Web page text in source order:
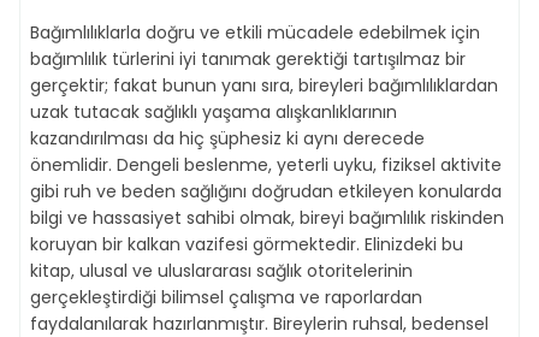
Bağımlılıklarla doğru ve etkili mücadele edebilmek için
bağımlılık türlerini iyi tanımak gerektiği tartışılmaz bir
gerçektir; fakat bunun yanı sıra, bireyleri bağımlılıklardan
uzak tutacak sağlıklı yaşama alışkanlıklarının
kazandırılması da hiç şüphesiz ki aynı derecede
önemlidir. Dengeli beslenme, yeterli uyku, fiziksel aktivite
gibi ruh ve beden sağlığını doğrudan etkileyen konularda
bilgi ve hassasiyet sahibi olmak, bireyi bağımlılık riskinden
koruyan bir kalkan vazifesi görmektedir. Elinizdeki bu
kitap, ulusal ve uluslararası sağlık otoritelerinin
gerçekleştirdiği bilimsel çalışma ve raporlardan
faydalanılarak hazırlanmıştır. Bireylerin ruhsal, bedensel